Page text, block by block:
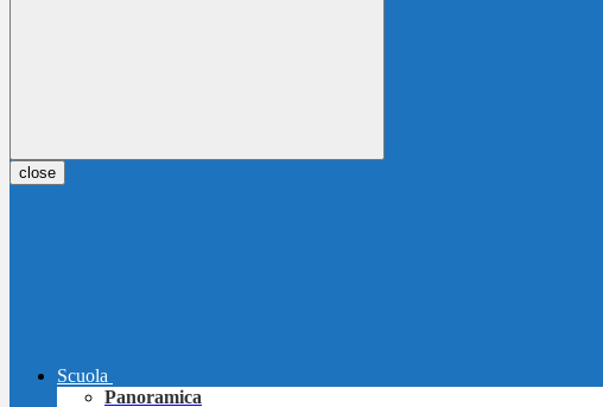
close
Scuola
Panoramica